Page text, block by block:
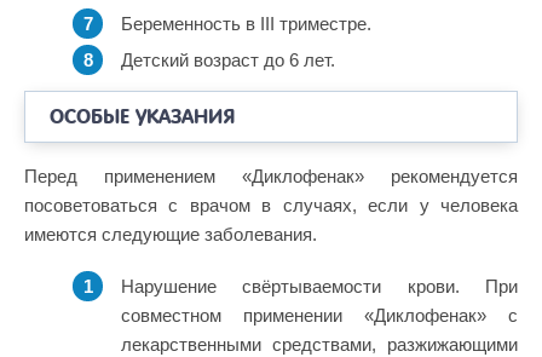
Беременность в III триместре.
Детский возраст до 6 лет.
ОСОБЫЕ УКАЗАНИЯ
Перед применением «Диклофенак» рекомендуется
посоветоваться с врачом в случаях, если у человека
имеются следующие заболевания.
Нарушение свёртываемости крови. При
совместном применении «Диклофенак» с
лекарственными средствами, разжижающими